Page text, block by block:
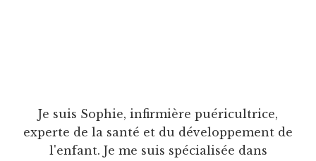
Je suis Sophie, infirmière puéricultrice,
experte de la santé et du développement de
l'enfant. Je me suis spécialisée dans